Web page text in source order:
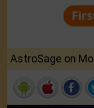
AstroSage on